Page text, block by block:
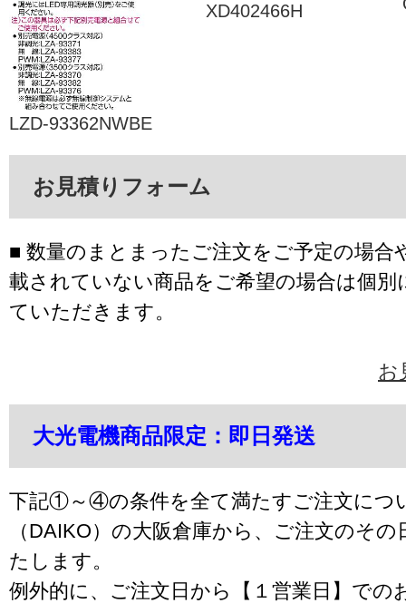
LZD-93362NWBE
XD402466H
お見積りフォーム
■ 数量のまとまったご注文をご予定の場合
載されていない商品をご希望の場合は個別
ていただきます。
お
大光電機商品限定：即日発送
下記①～④の条件を全て満たすご注文につ
（DAIKO）の大阪倉庫から、ご注文のそ
たします。
例外的に、ご注文日から【１営業日】での